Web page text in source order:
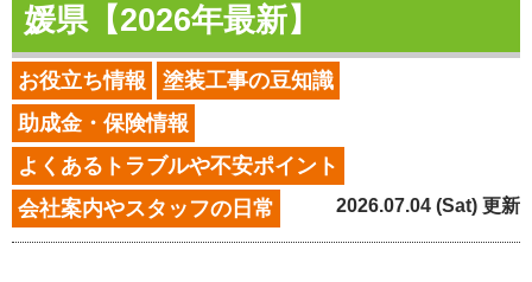
媛県【2026年最新】
お役立ち情報
塗装工事の豆知識
助成金・保険情報
よくあるトラブルや不安ポイント
会社案内やスタッフの日常
2026.07.04 (Sat) 更新